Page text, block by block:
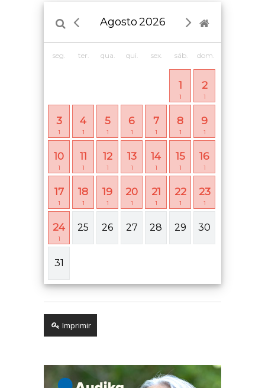
Agosto2026
seg. ter. qua. qui. sex. sáb. dom.
1
1
2
1
3
1
4
1
5
1
6
1
7
1
8
1
9
1
10
1
11
1
12
1
13
1
14
1
15
1
16
1
17
1
18
1
19
1
20
1
21
1
22
1
23
1
24
1
25 26 27 28 29 30
31
Imprimir